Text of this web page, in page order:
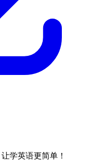
学英语更简单！